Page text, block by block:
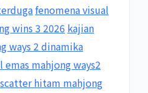
fenomena visual
wins 3 2026 kajian
ways 2 dinamika
mahjong ways2
hitam mahjong